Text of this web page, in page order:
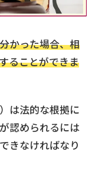
不倫慰謝料請求
夫婦
かった場合、相
ることができま
は法的な根拠に
認められるには
きなければなり